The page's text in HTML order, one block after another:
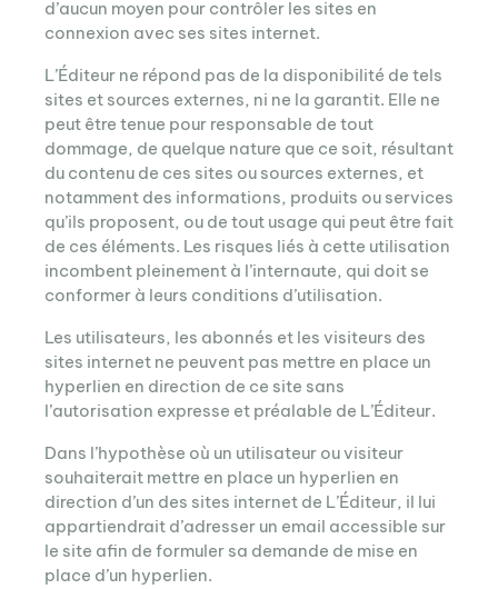
d’aucun moyen pour contrôler les sites en
connexion avec ses sites internet.
L’Éditeur ne répond pas de la disponibilité de tels
sites et sources externes, ni ne la garantit. Elle ne
peut être tenue pour responsable de tout
dommage, de quelque nature que ce soit, résultant
du contenu de ces sites ou sources externes, et
notamment des informations, produits ou services
qu’ils proposent, ou de tout usage qui peut être fait
de ces éléments. Les risques liés à cette utilisation
incombent pleinement à l’internaute, qui doit se
conformer à leurs conditions d’utilisation.
Les utilisateurs, les abonnés et les visiteurs des
sites internet ne peuvent pas mettre en place un
hyperlien en direction de ce site sans
l’autorisation expresse et préalable de L’Éditeur.
Dans l’hypothèse où un utilisateur ou visiteur
souhaiterait mettre en place un hyperlien en
direction d’un des sites internet de L’Éditeur, il lui
appartiendrait d’adresser un email accessible sur
le site afin de formuler sa demande de mise en
place d’un hyperlien.